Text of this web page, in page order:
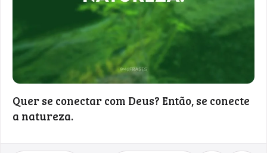
Quer se conectar com Deus? Então, se conecte
a natureza.